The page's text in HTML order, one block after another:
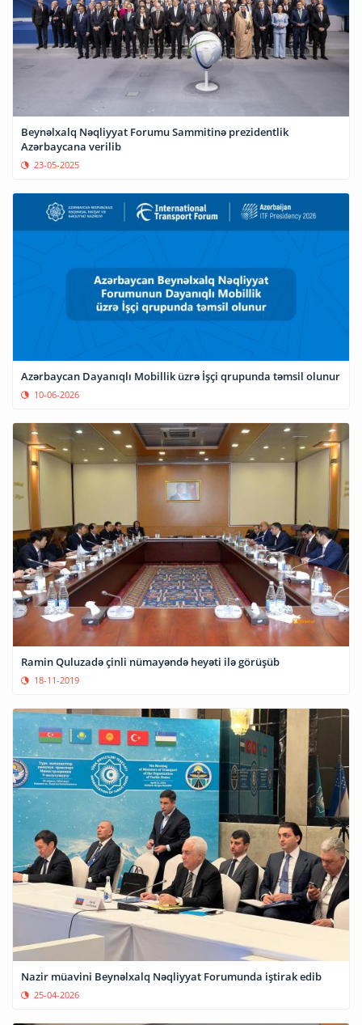
Beynəlxalq Nəqliyyat Forumu Sammitinə prezidentlik
Azərbaycana verilib
23-05-2025
Azərbaycan Dayanıqlı Mobillik üzrə İşçi qrupunda təmsil olunur
10-06-2026
Ramin Quluzadə çinli nümayəndə heyəti ilə görüşüb
18-11-2019
Nazir müavini Beynəlxalq Nəqliyyat Forumunda iştirak edib
25-04-2026